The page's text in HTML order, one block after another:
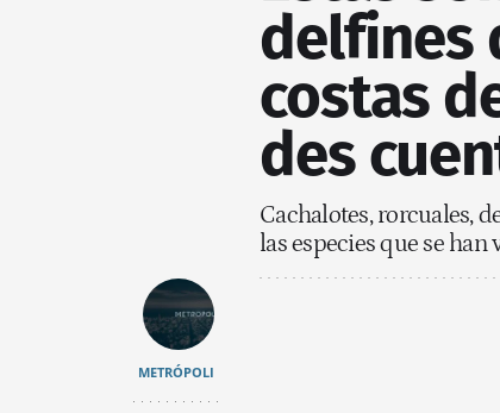
delfines
costas
des
Cachalotes, rorcuales,
las especies que se
METRÓPOLI